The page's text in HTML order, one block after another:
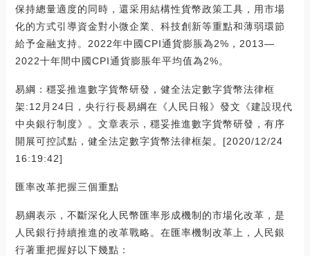
保持總量適度的同時，還采用結構性貨幣政策工具，用市場
化的方式引導資金對小微企業、科技創新等重點和薄弱環節
給予金融支持。2022年中國CPI通貨膨脹為2%，2013—
2022十年間中國CPI通貨膨脹年平均值為2%。
易綱：穩妥推進數字貨幣研發，健全法定數字貨幣法律框
架:12月24日，央行行長易綱在《人民日報》發文《建設現代
中央銀行制度》。文章表示，穩妥推進數字貨幣研發，有序
開展可控試點，健全法定數字貨幣法律框架。[2020/12/24
16:19:42]
匯率改革把握三個重點
易綱表示，不斷深化人民幣匯率形成機制的市場化改革，是
人民銀行持續推進的改革戰略。在匯率機制改革上，人民銀
行著重把握好以下幾點：